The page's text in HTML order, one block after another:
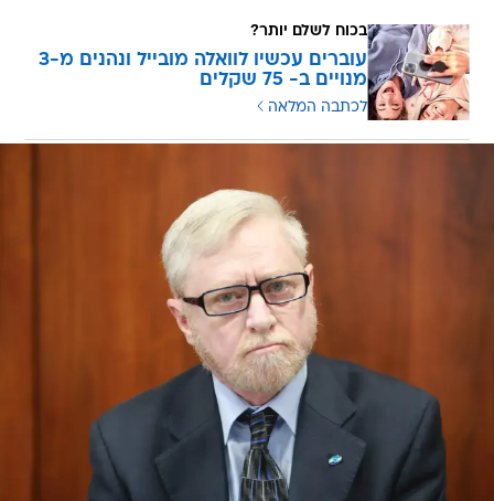
בכוח לשלם יותר?
עוברים עכשיו לוואלה מובייל ונהנים מ-3
מנויים ב- 75 שקלים
לכתבה המלאה